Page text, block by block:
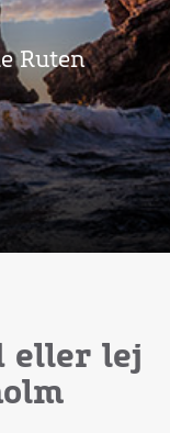
Ruten
eller lej